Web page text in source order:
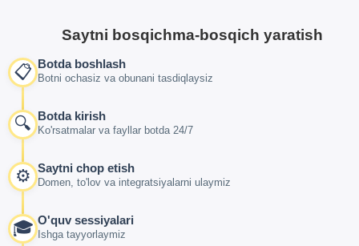
Saytni bosqichma-bosqich yaratish
📋 Botda boshlash
Botni ochasiz va obunani tasdiqlaysiz
🔍 Botda kirish
Ko'rsatmalar va fayllar botda 24/7
⚙️ Saytni chop etish
Domen, to'lov va integratsiyalarni ulaymiz
🎓 O'quv sessiyalari
Ishga tayyorlaymiz